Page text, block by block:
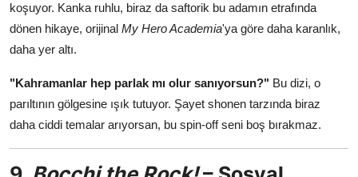
koşuyor. Kanka ruhlu, biraz da saftorik bu adamın etrafında
dönen hikaye, orijinal My Hero Academia'ya göre daha karanlık,
daha yer altı.
"Kahramanlar hep parlak mı olur sanıyorsun?" Bu dizi, o
parıltının gölgesine ışık tutuyor. Şayet shonen tarzında biraz
daha ciddi temalar arıyorsan, bu spin-off seni boş bırakmaz.